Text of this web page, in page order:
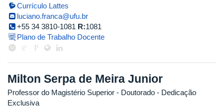
Currículo Lattes
luciano.franca@ufu.br
+55 34 3810-1081 R:1081
Plano de Trabalho Docente
Milton Serpa de Meira Junior
Professor do Magistério Superior - Doutorado - Dedicação
Exclusiva